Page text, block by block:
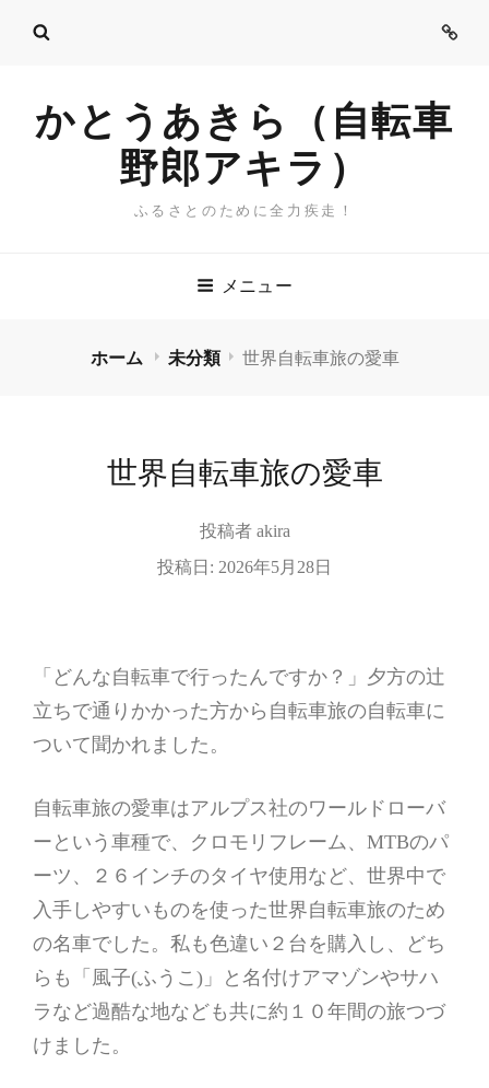
ご
かとうあきら（自転車
野郎アキラ）
ふるさとのために全力疾走！
メニュー
ホーム 未分類 世界自転車旅の愛車
世界自転車旅の愛車
投稿者 akira
投稿日: 2026年5月28日
「どんな自転車で行ったんですか？」夕方の辻
立ちで通りかかった方から自転車旅の自転車に
ついて聞かれました。
自転車旅の愛車はアルプス社のワールドローバ
ーという車種で、クロモリフレーム、MTBのパ
ーツ、２６インチのタイヤ使用など、世界中で
入手しやすいものを使った世界自転車旅のため
の名車でした。私も色違い２台を購入し、どち
らも「風子(ふうこ)」と名付けアマゾンやサハ
ラなど過酷な地なども共に約１０年間の旅つづ
けました。